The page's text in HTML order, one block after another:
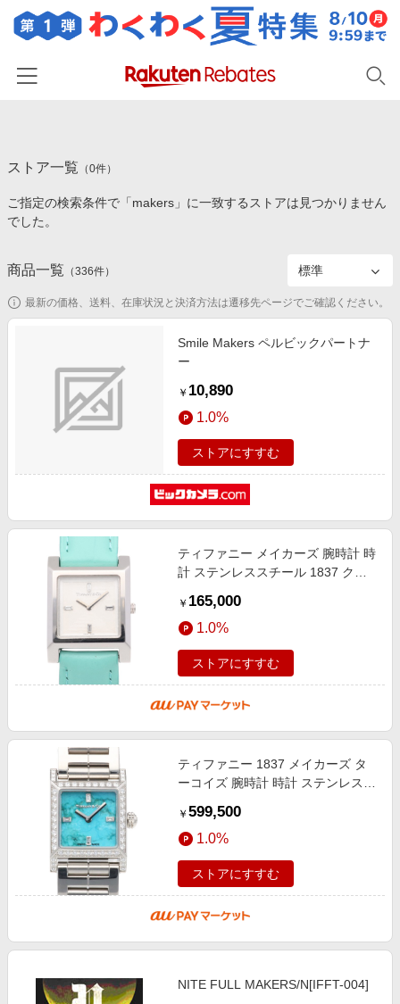
カテゴリー一覧
百貨店・総合ECモール
食品・スイーツ・お酒
コスメ・健康・医薬品
家電・PC・スマホ・カメラ
スポーツ・アウトドア・ゴルフ
旅行・レジャー・ホテル予約
生活・お役立ち
金融・マネー・保険
デジタルコンテンツ
ビジネス・その他サービス
イベント一覧
初回購入者限定特典
対象ストア新規限定特典
楽天ペイ導入ストア
楽天サービス特集
お中元特集2026
とことん買い物チャレンジ
Apple公式サイト×楽天カード分割払い
Qoo10メガポ
ストア一覧 （0件）
ご指定の検索条件で「makers」に一致するストアは見つかりません
でした。
商品一覧 （336件）
最新の価格、送料、在庫状況と決済方法は遷移先ページでご確認ください。
Smile Makers ペルビックパートナ
ー
￥ 10,890
1.0%
ストアにすすむ
ティファニー メイカーズ 腕時計 時
計 ステンレススチール 1837 クオ
証 TIFFANY & Co. 中古 R & Kリサ
イク
￥ 165,000
1.0%
ストアにすすむ
ティファニー 1837 メイカーズ タ
ーコイズ 腕時計 時計 ステンレスス
年保証 TIFFANY & Co. 中古 R & K
リ
￥ 599,500
1.0%
ストアにすすむ
NITE FULL MAKERS/N[IFFT-004]